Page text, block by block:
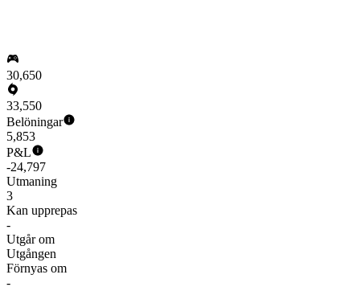
30,650
33,550
Belöningar
5,853
P&L
-24,797
Utmaning
3
Kan upprepas
-
Utgår om
Utgången
Förnyas om
-